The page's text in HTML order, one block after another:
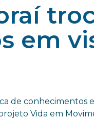
em
de conhecimentos
Vida em